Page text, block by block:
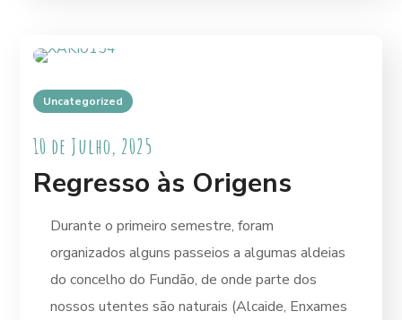
Uncategorized
10 de Julho, 2025
Regresso às Origens
Durante o primeiro semestre, foram
organizados alguns passeios a algumas aldeias
do concelho do Fundão, de onde parte dos
nossos utentes são naturais (Alcaide, Enxames